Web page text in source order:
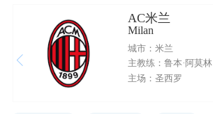
AC米兰
Milan
城市：米兰
主教练：鲁本·阿莫林
主场：圣西罗